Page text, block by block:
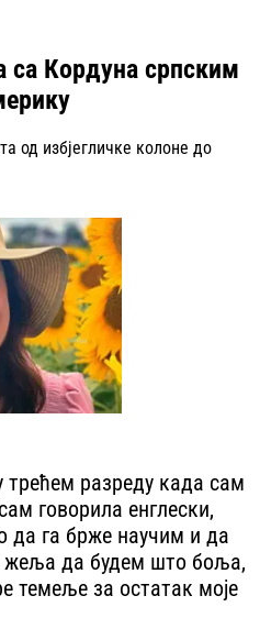
са Кордуна српским
од избјегличке колоне до
разреду када сам
говорила енглески,
да га брже научим и да
да будем што боља,
темеље за остатак моје